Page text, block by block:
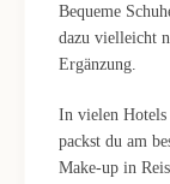
Bequeme
dazu vielleicht
Ergänzung.
In vielen Hotels
packst du am
Make-up in